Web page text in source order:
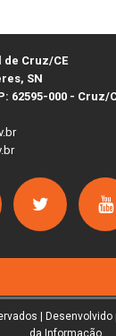
Cruz/CE
SN
62595-000 - Cruz/
| Desenvolvido
da Informação